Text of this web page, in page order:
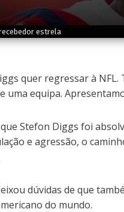
estrela
quer regressar à NFL.
uma equipa.
Stefon Diggs foi
e agressão, o
dúvidas de que
do mundo.